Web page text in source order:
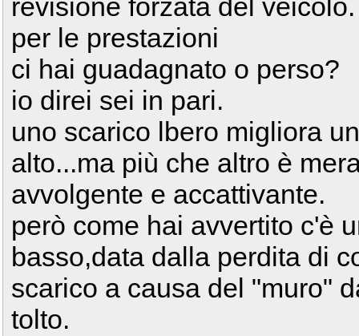
revisione forzata del veicolo.
per le prestazioni
ci hai guadagnato o perso?
io direi sei in pari.
uno scarico lbero migliora
alto...ma più che altro è
avvolgente e accattivante.
però come hai avvertito c'è
basso,data dalla perdita di
scarico a causa del "muro"
tolto.